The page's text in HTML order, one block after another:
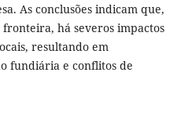
As conclusões indicam que,
há severos impactos
resultando em
fundiária e conflitos de